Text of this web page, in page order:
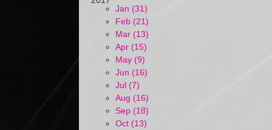
Jan (31)
Feb (21)
Mar (13)
Apr (15)
May (9)
Jun (16)
Jul (7)
Aug (16)
Sep (18)
Oct (13)